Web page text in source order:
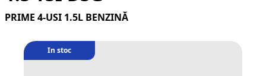
PRIME 4-USI 1.5L BENZINĂ
In stoc